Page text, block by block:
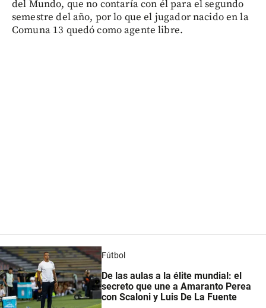
del Mundo, que no contaría con él para el segundo
semestre del año, por lo que el jugador nacido en la
Comuna 13 quedó como agente libre.
Fútbol
De las aulas a la élite mundial: el
secreto que une a Amaranto Perea
con Scaloni y Luis De La Fuente